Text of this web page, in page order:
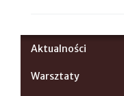
Aktualności
Warsztaty